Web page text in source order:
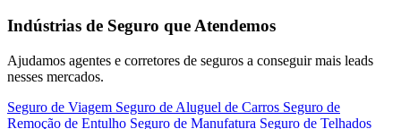
Indústrias de Seguro que Atendemos
Ajudamos agentes e corretores de seguros a conseguir mais leads
nesses mercados.
Seguro de Viagem Seguro de Aluguel de Carros Seguro de
Remoção de Entulho Seguro de Manufatura Seguro de Telhados